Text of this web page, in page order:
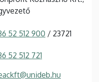
52 512 900 / 23721
52 512 721